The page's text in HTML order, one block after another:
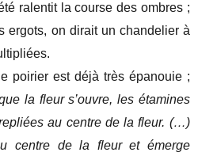
ralentit la course des ombres ;
ergots, on dirait un chandelier à
poirier est déjà très épanouie ;
la fleur s’ouvre, les étamines
au centre de la fleur. (…)
centre de la fleur et émerge